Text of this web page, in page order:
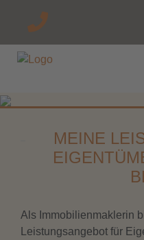
MEINE
Als Immobilienmaklerin
Leistungsangebot für